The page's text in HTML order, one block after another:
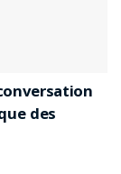
des